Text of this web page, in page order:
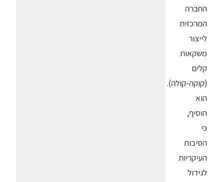
החברה
המרכזית
לייצור
משקאות
קלים
(קוקה-קולה).
הוא
הוסיף,
כי
הסיבות
העיקריות
לגידול